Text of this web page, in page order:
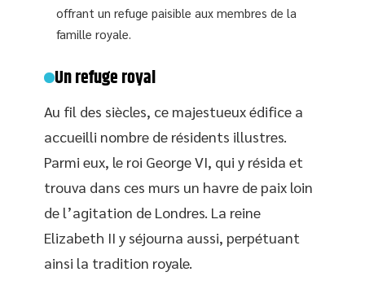
offrant un refuge paisible aux membres de la
famille royale.
Un refuge royal
Au fil des siècles, ce majestueux édifice a
accueilli nombre de résidents illustres.
Parmi eux, le roi George VI, qui y résida et
trouva dans ces murs un havre de paix loin
de l’agitation de Londres. La reine
Elizabeth II y séjourna aussi, perpétuant
ainsi la tradition royale.